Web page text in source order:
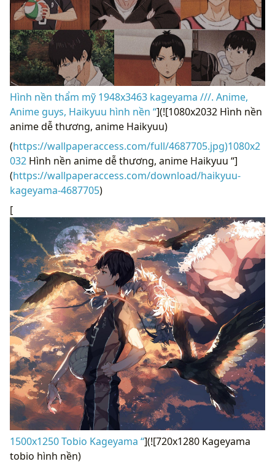
Hình nền thẩm mỹ 1948x3463 kageyama ///. Anime,
Anime guys, Haikyuu hình nền “](![1080x2032 Hình nền
anime dễ thương, anime Haikyuu)
(https://wallpaperaccess.com/full/4687705.jpg)1080x2
032 Hình nền anime dễ thương, anime Haikyuu “]
(https://wallpaperaccess.com/download/haikyuu-
kageyama-4687705)
[
1500x1250 Tobio Kageyama “](![720x1280 Kageyama
tobio hình nền)